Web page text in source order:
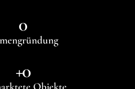
0
+0